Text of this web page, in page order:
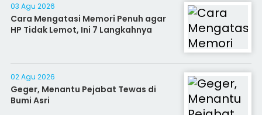
03 Agu 2026
Cara Mengatasi Memori Penuh agar
HP Tidak Lemot, Ini 7 Langkahnya
02 Agu 2026
Geger, Menantu Pejabat Tewas di
Bumi Asri